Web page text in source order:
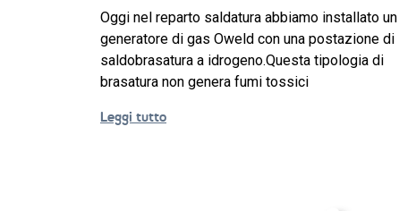
Oggi nel reparto saldatura abbiamo installato un
generatore di gas Oweld con una postazione di
saldobrasatura a idrogeno.Questa tipologia di
brasatura non genera fumi tossici
Leggi tutto